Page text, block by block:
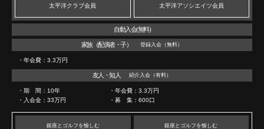
太平洋クラブ会員 太平洋アソシエイツ会員
自動入会(無料)
家族（配偶者・子） 登録入会（無料）
・年会費：3.3万円
友人・知人 紹介入会（有料）
・期 間：10年
・年会費：3.3万円
・入会金：33万円
・募 集：600口
銀座とゴルフを愉しむ
銀座とゴルフを愉しむ